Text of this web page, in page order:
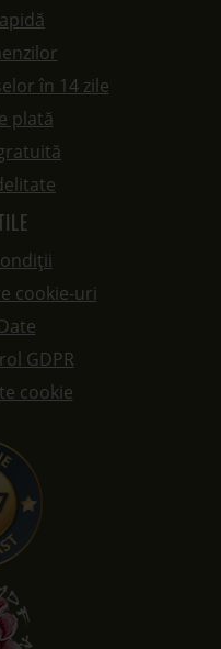
în 14 zile
plată
cookie-uri
GDPR
cookie